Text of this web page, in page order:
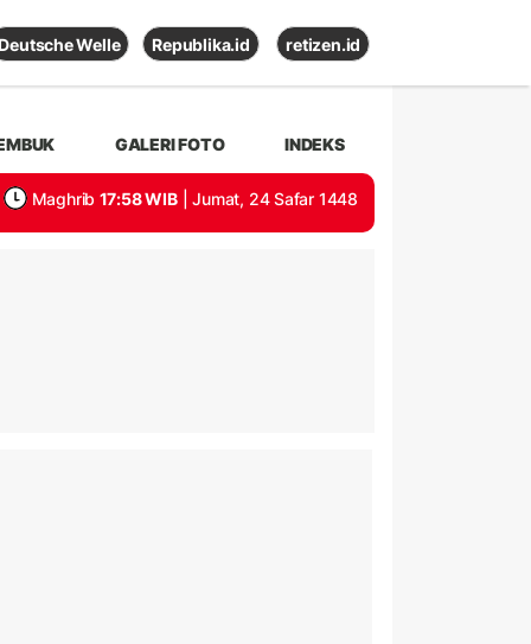
Deutsche Welle Republika.id retizen.id
GALERI FOTO INDEKS
Maghrib 17:58 WIB | Jumat, 24 Safar 1448